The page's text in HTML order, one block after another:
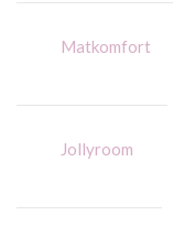
Matkomfort
Jollyroom